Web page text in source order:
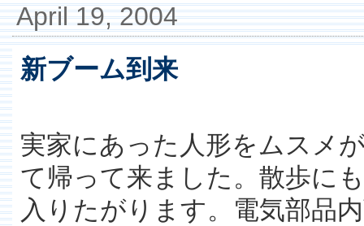
April 19, 2004
新ブーム到来
実家にあった人形をムスメ
て帰って来ました。散歩に
入りたがります。電気部品